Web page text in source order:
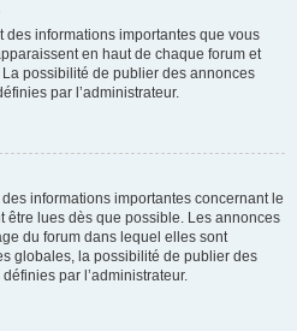
informations importantes que vous
en haut de chaque forum et
possibilité de publier des annonces
par l’administrateur.
informations importantes concernant le
être lues dès que possible. Les annonces
du forum dans lequel elles sont
globales, la possibilité de publier des
par l’administrateur.